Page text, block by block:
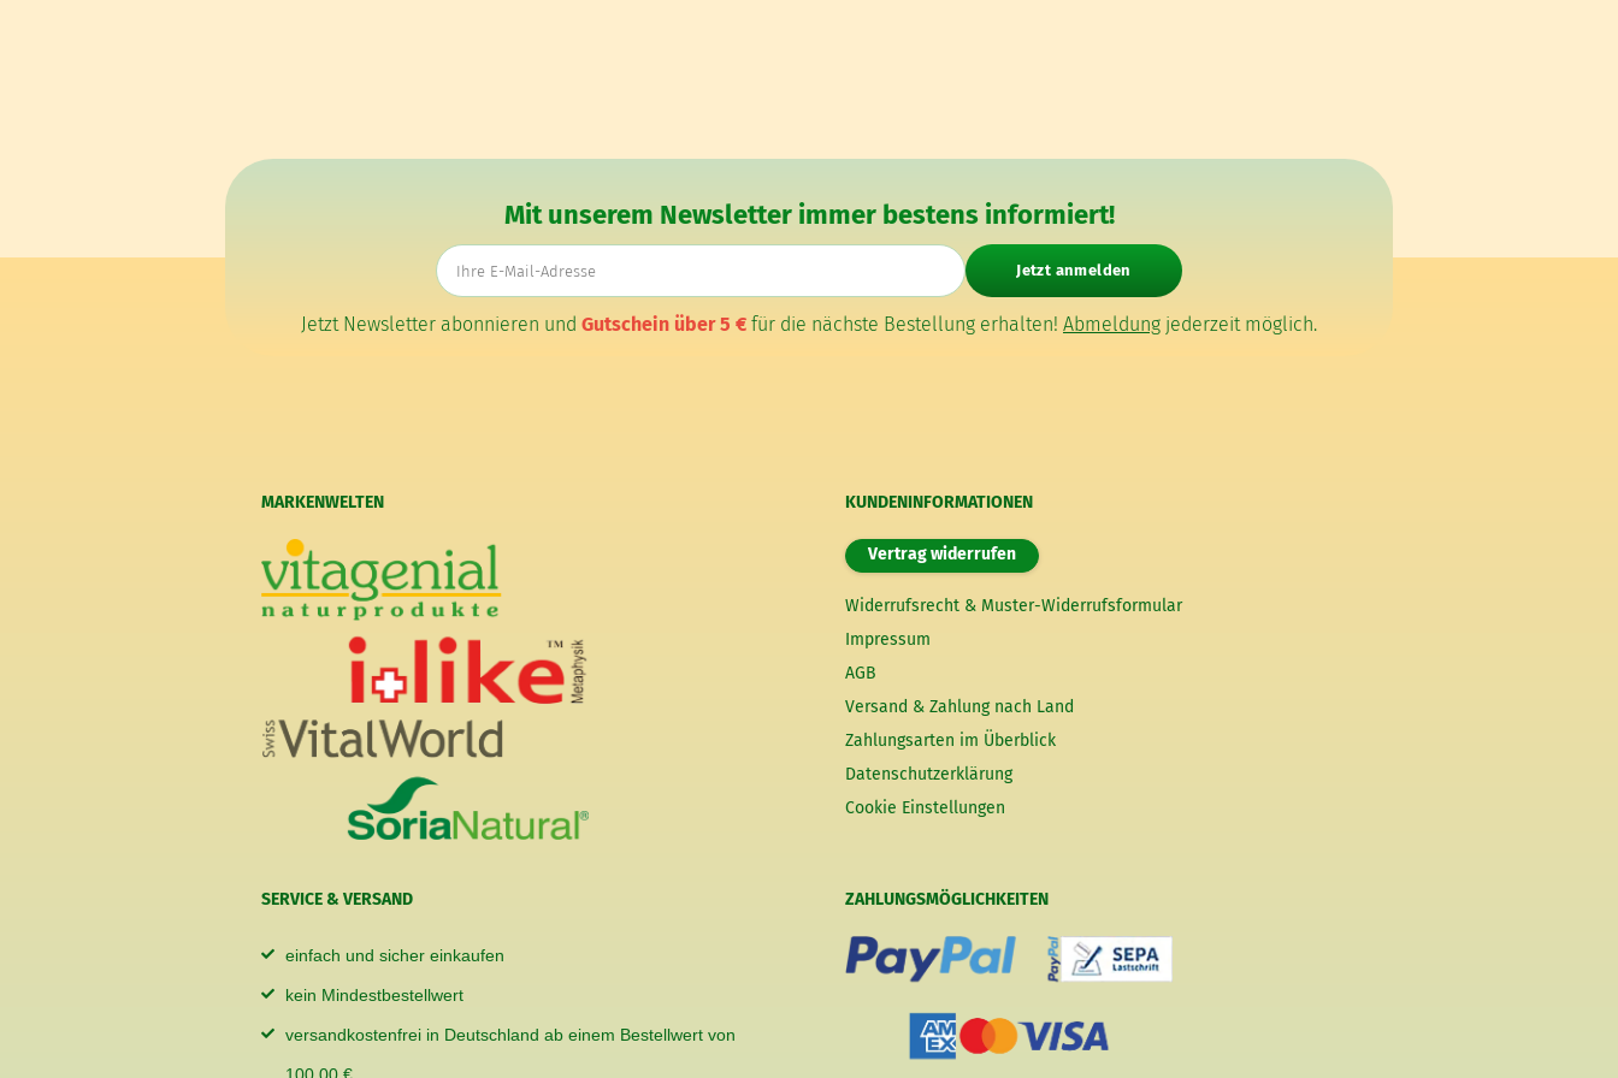
Mit unserem Newsletter immer bestens informiert!
Jetzt anmelden
Jetzt Newsletter abonnieren und Gutschein über 5 € für die nächste Bestellung erhalten! Abmeldung jederzeit möglich.
MARKENWELTEN KUNDENINFORMATIONEN
Vertrag widerrufen
Widerrufsrecht & Muster-Widerrufsformular
Impressum
AGB
Versand & Zahlung nach Land
Zahlungsarten im Überblick
Datenschutzerklärung
Cookie Einstellungen
SERVICE & VERSAND
einfach und sicher einkaufen
kein Mindestbestellwert
versandkostenfrei in Deutschland ab einem Bestellwert von
ZAHLUNGSMÖGLICHKEITEN